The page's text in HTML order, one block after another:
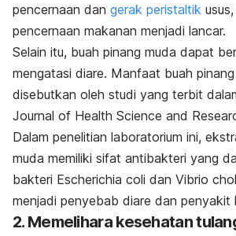
pencernaan dan gerak peristaltik
pencernaan makanan menjadi lancar.
Selain itu, buah pinang muda dapat
mengatasi diare. Manfaat buah
disebutkan oleh studi yang terbit
Journal of Health Science and
Dalam penelitian laboratorium ini,
muda memiliki sifat antibakteri yang
bakteri Escherichia coli dan Vibrio
menjadi penyebab diare dan penyakit
2. Memelihara kesehatan